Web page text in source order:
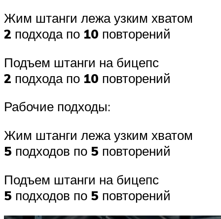
Жим штанги лежа узким хватом
2 подхода по 10 повторений
Подъем штанги на бицепс
2 подхода по 10 повторений
Рабочие подходы:
Жим штанги лежа узким хватом
5 подходов по 5 повторений
Подъем штанги на бицепс
5 подходов по 5 повторений